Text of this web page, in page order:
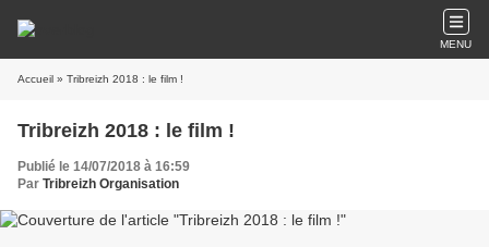
MENU
Accueil » Tribreizh 2018 : le film !
Tribreizh 2018 : le film !
Publié le 14/07/2018 à 16:59
Par Tribreizh Organisation